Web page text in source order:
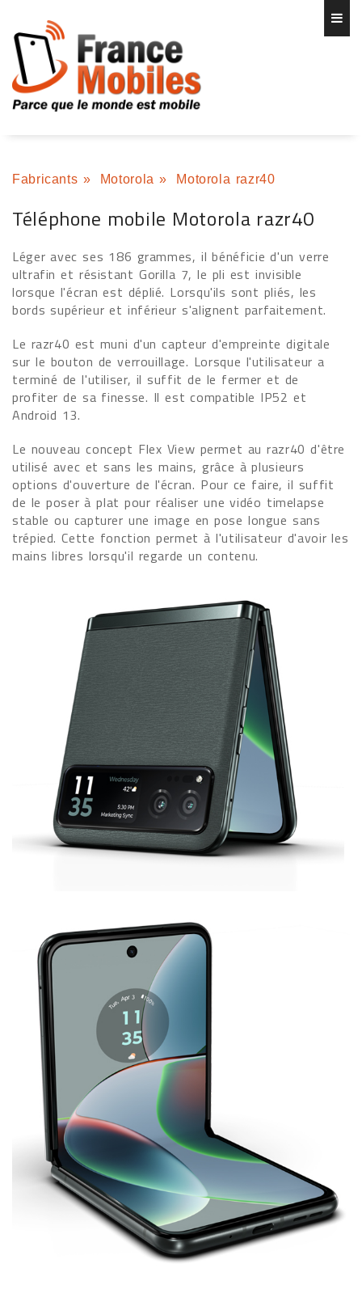
Fabricants » Motorola » Motorola razr40
Téléphone mobile Motorola razr40
Léger avec ses 186 grammes, il bénéficie d'un verre
ultrafin et résistant Gorilla 7, le pli est invisible
lorsque l'écran est déplié. Lorsqu'ils sont pliés, les
bords supérieur et inférieur s'alignent parfaitement.
Le razr40 est muni d'un capteur d'empreinte digitale
sur le bouton de verrouillage. Lorsque l'utilisateur a
terminé de l'utiliser, il suffit de le fermer et de
profiter de sa finesse. Il est compatible IP52 et
Android 13.
Le nouveau concept Flex View permet au razr40 d'être
utilisé avec et sans les mains, grâce à plusieurs
options d'ouverture de l'écran. Pour ce faire, il suffit
de le poser à plat pour réaliser une vidéo timelapse
stable ou capturer une image en pose longue sans
trépied. Cette fonction permet à l'utilisateur d'avoir les
mains libres lorsqu'il regarde un contenu.